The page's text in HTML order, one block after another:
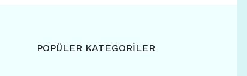
POPÜLER KATEGORİLER